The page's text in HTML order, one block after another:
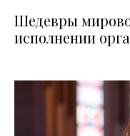
Шедевры
исполнении